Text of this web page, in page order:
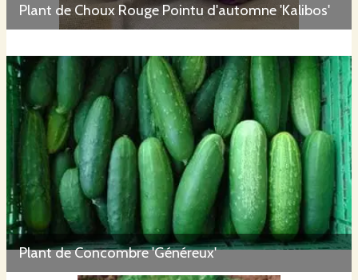
Plant de Choux Rouge Pointu d'automne 'Kalibos'
Plant de Concombre 'Généreux'